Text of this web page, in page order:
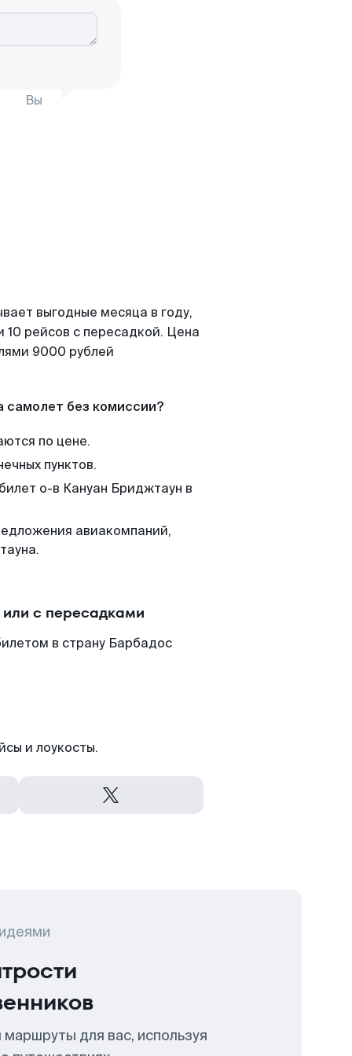
Вы
выгодные месяца в году,
рейсов с пересадкой. Цена
9000 рублей
самолет без комиссии?
по цене.
пунктов.
о-в Кануан Бриджтаун в
авиакомпаний,
с пересадками
в страну Барбадос
и лоукосты.
для вас, используя